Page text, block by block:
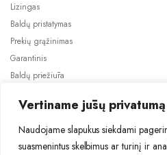
Vertiname jūsų privatumą
Naudojame slapukus siekdami
suasmenintus skelbimus ar turinį ir
Lizingas
Baldų pristatymas
Prekių grąžinimas
Garantinis
Baldų priežiūra